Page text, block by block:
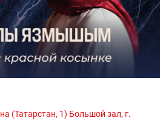
(Татарстан, 1) Большой зал, г.